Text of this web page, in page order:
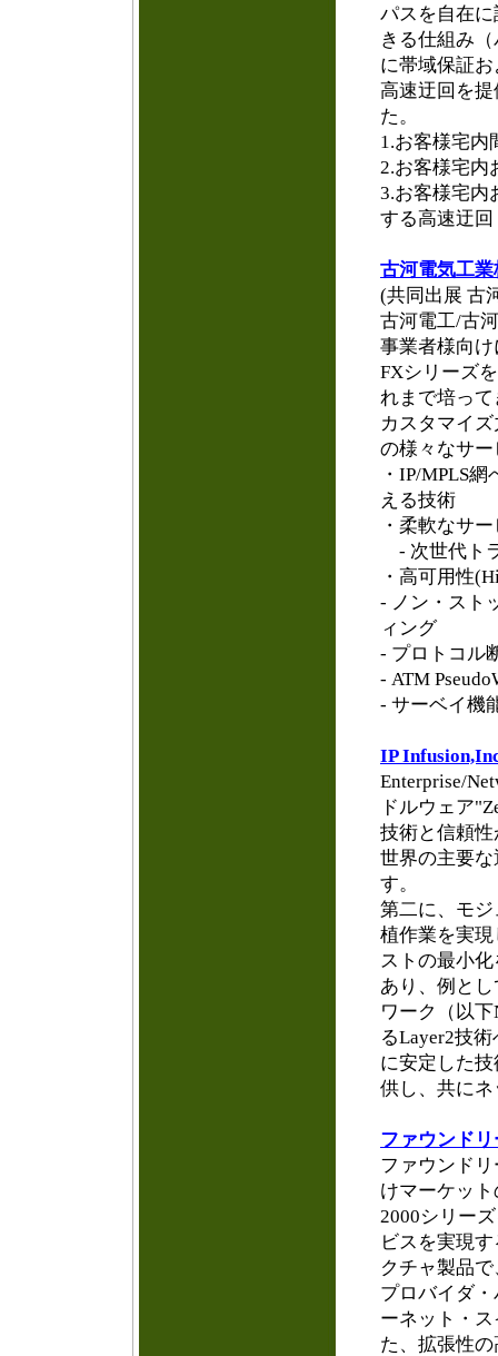
パスを自在
きる仕組み
に帯域保証お
高速迂回を
た。
1.お客様宅内
2.お客様宅内
3.お客様宅内
する高速迂回
古河電気工
(共同出展 古
古河電工/古
事業者様向
FXシリーズ
れまで培っ
カスタマイ
の様々なサ
・IP/MPLS
える技術
・柔軟なサ
- 次世代ト
・高可用性
- ノン・スト
ィング
- プロトコル
- ATM
- サーベイ機
IP
Enterprise/
ドルウェア
技術と信頼
世界の主要
す。
第二に、モ
植作業を実
ストの最小
あり、例と
ワーク（以
るLayer2技
に安定した
供し、共に
ファウンド
ファウンド
けマーケッ
2000シリー
ビスを実現
クチャ製品
プロバイダ
ーネット・
た、拡張性